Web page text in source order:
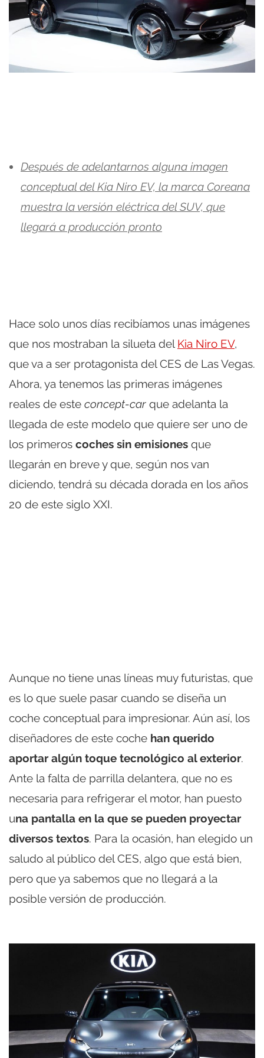
Después de adelantarnos alguna imagen
conceptual del Kia Niro EV, la marca Coreana
muestra la versión eléctrica del SUV, que
llegará a producción pronto
Hace solo unos días recibíamos unas imágenes
que nos mostraban la silueta del Kia Niro EV,
que va a ser protagonista del CES de Las Vegas.
Ahora, ya tenemos las primeras imágenes
reales de este concept-car que adelanta la
llegada de este modelo que quiere ser uno de
los primeros coches sin emisiones que
llegarán en breve y que, según nos van
diciendo, tendrá su década dorada en los años
20 de este siglo XXI.
Aunque no tiene unas líneas muy futuristas, que
es lo que suele pasar cuando se diseña un
coche conceptual para impresionar. Aún así, los
diseñadores de este coche han querido
aportar algún toque tecnológico al exterior.
Ante la falta de parrilla delantera, que no es
necesaria para refrigerar el motor, han puesto
una pantalla en la que se pueden proyectar
diversos textos. Para la ocasión, han elegido un
saludo al público del CES, algo que está bien,
pero que ya sabemos que no llegará a la
posible versión de producción.